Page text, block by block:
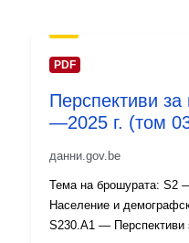
запис:
PDF
Перспективи за
—2025 г. (том
данни.gov.be
Тема на брошурата: S2
Население и
S230.A1 — Перспективи